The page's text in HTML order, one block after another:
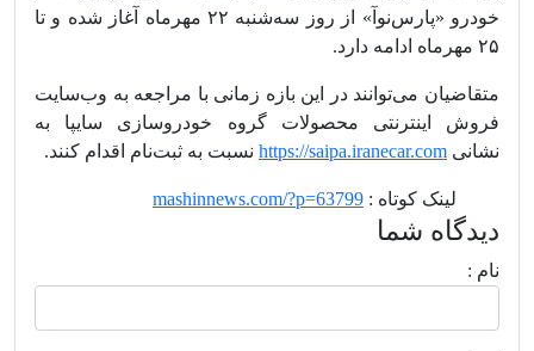
خودرو «پارس‌نوآ» از روز سه‌شنبه ۲۲ مهرماه آغاز شده و تا
۲۵ مهرماه ادامه دارد.
متقاضیان می‌توانند در این بازه زمانی با مراجعه به وب‌سایت
فروش اینترنتی محصولات گروه خودروسازی سایپا به
نشانی https://saipa.iranecar.com نسبت به ثبت‌نام اقدام کنند.
لینک کوتاه : mashinnews.com/?p=63799
دیدگاه شما
نام :